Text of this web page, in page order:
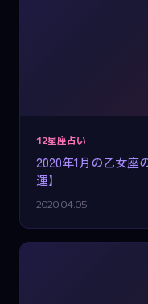
12星座占い
2020年1月の乙女座
運】
2020.04.05